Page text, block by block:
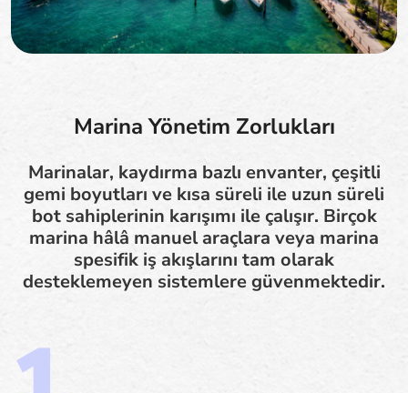
Marina Yönetim Zorlukları
Marinalar, kaydırma bazlı envanter, çeşitli
gemi boyutları ve kısa süreli ile uzun süreli
bot sahiplerinin karışımı ile çalışır. Birçok
marina hâlâ manuel araçlara veya marina
spesifik iş akışlarını tam olarak
desteklemeyen sistemlere güvenmektedir.